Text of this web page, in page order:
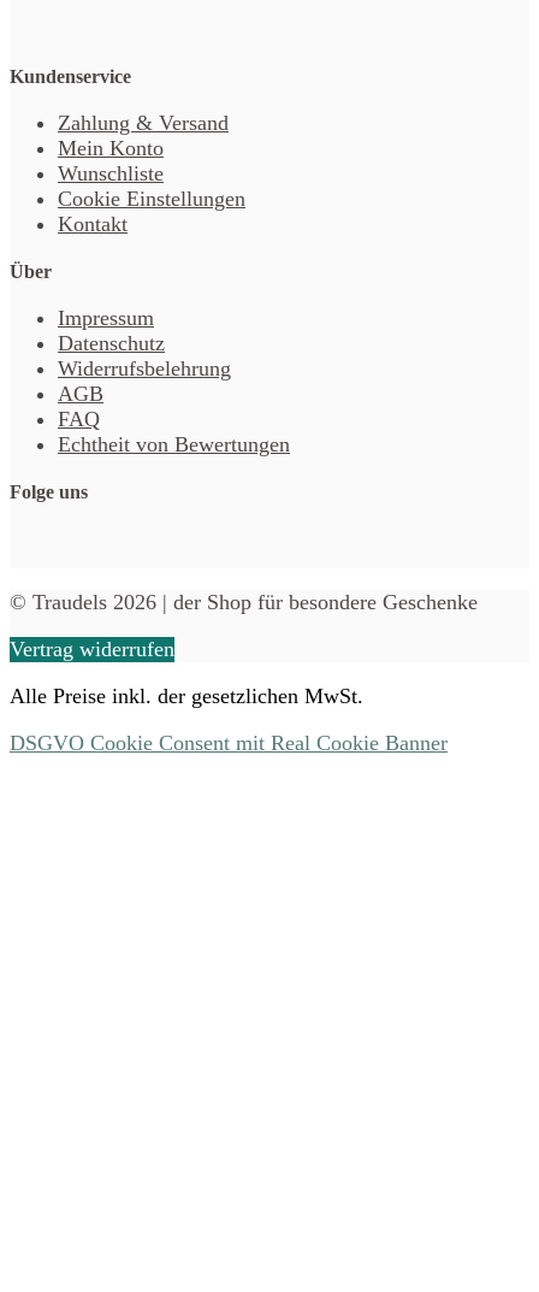
Kundenservice
Zahlung & Versand
Mein Konto
Wunschliste
Cookie Einstellungen
Kontakt
Über
Impressum
Datenschutz
Widerrufsbelehrung
AGB
FAQ
Echtheit von Bewertungen
Folge uns
© Traudels 2026 | der Shop für besondere Geschenke
Vertrag widerrufen
Alle Preise inkl. der gesetzlichen MwSt.
DSGVO Cookie Consent mit Real Cookie Banner